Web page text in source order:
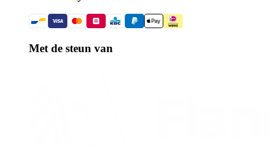
Met de steun van